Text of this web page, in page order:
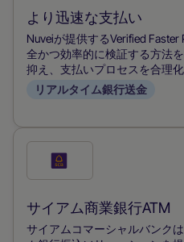
支
払
い
方
法
を
チ
ク
す
より迅速な支払い
Nuveiが提供するVerified
全かつ効率的に検証する方法
抑え、支払いプロセスを合理化
リアルタイム銀行送金
の
支
払
サイアム商業銀行ATM
サイアムコマーシャルバンク